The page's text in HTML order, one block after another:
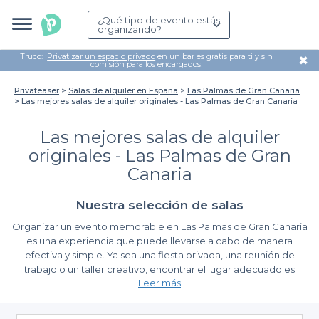
¿Qué tipo de evento estás
organizando?
Truco: ¡Privatizar un espacio privado en un bar es gratis para ti y sin
comisión para los encargados! ✖
Privateaser Salas de alquiler en España
Las Palmas de Gran Canaria
Las mejores salas de alquiler originales - Las Palmas de Gran Canaria
Las mejores salas de alquiler
originales - Las Palmas de Gran
Canaria
Nuestra selección de salas
Organizar un evento memorable en Las Palmas de Gran Canaria
es una experiencia que puede llevarse a cabo de manera
efectiva y simple. Ya sea una fiesta privada, una reunión de
trabajo o un taller creativo, encontrar el lugar adecuado es
fundamental para sorprender a tus invitados. Las salas de alquiler
únicos que pueden hacer que tu evento resulte realmente
Explore la diversidad de opciones disponibles
Leer más